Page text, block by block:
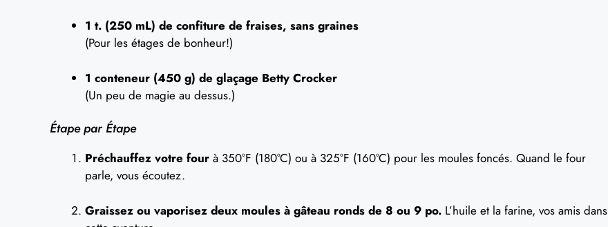
1 t. (250 mL) de confiture de fraises, sans graines
(Pour les étages de bonheur!)
1 conteneur (450 g) de glaçage Betty Crocker
(Un peu de magie au dessus.)
Étape par Étape
Préchauffez votre four à 350°F (180°C) ou à 325°F (160°C) pour les moules foncés. Quand le four
parle, vous écoutez.
Graissez ou vaporisez deux moules à gâteau ronds de 8 ou 9 po. L’huile et la farine, vos amis dans